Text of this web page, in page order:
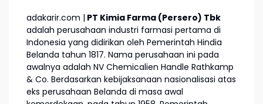
adakarir.com | PT Kimia Farma (Persero) Tbk
adalah perusahaan industri farmasi pertama di
Indonesia yang didirikan oleh Pemerintah Hindia
Belanda tahun 1817. Nama perusahaan ini pada
awalnya adalah NV Chemicalien Handle Rathkamp
& Co. Berdasarkan kebijaksanaan nasionalisasi atas
eks perusahaan Belanda di masa awal